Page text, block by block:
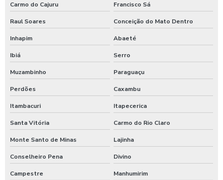
Tarifador para calibrador
Tarifador para calibrador com fichas
Tarifador para calibrador com moedas
Tarifador para calibrador com pix
Temporizador de banho com pix
Temporizador de chuveiro com ficha
Temporizador de ducha para quiosque
Timer para chuveiro com fichas
Carmo do Cajuru Francisco Sá
Raul Soares Conceição do Mato Dentro
Inhapim Abaeté
Ibiá Serro
Muzambinho Paraguaçu
Perdões Caxambu
Itambacuri Itapecerica
Santa Vitória Carmo do Rio Claro
Monte Santo de Minas Lajinha
Conselheiro Pena Divino
Campestre Manhumirim